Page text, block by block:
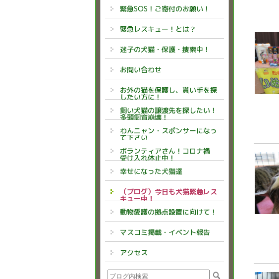
緊急SOS！ご寄付のお願い！
緊急レスキュー！とは？
迷子の犬猫・保護・捜索中！
お問い合わせ
お外の猫を保護し、貰い手を探
したい方に！
飼い犬猫の譲渡先を探したい！
多頭飼育崩壊！
わんニャン・スポンサーになっ
て下さい
ボランティアさん！コロナ禍
受け入れ休止中！
幸せになった犬猫達
（ブログ）今日も犬猫緊急レス
キュー中！
動物愛護の拠点設置に向けて！
マスコミ掲載・イベント報告
アクセス